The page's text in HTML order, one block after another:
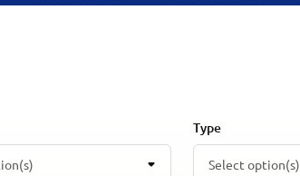
Type
Select option(s)